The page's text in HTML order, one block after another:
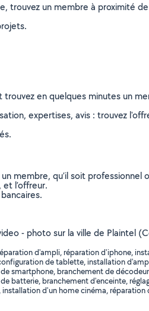
trouvez un membre à proximité
en quelques minutes un
expertises, avis : trouvez
membre, qu’il soit professionnel
l’offreur.
- photo sur la ville de Plaintel
d'ampli, réparation d'iphone,
de tablette, installation
smartphone, branchement de
batterie, branchement d'enceinte,
d'un home cinéma,